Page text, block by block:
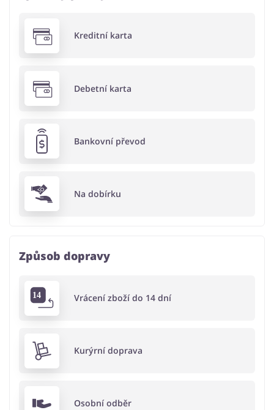
Kreditní karta
Debetní karta
Bankovní převod
Na dobírku
Způsob dopravy
Vrácení zboží do 14 dní
Kurýrní doprava
Osobní odběr